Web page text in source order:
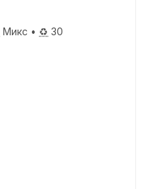
Микс • ♻️ 30